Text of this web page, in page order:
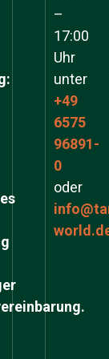
–
17:00
Uhr
unter
+49
6575
96891-
0
oder